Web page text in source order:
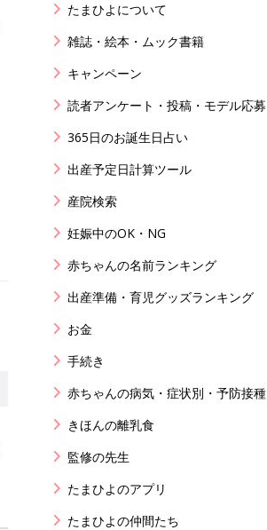
たまひよについて
雑誌・絵本・ムック書籍
キャンペーン
読者アンケート・投稿・モデル応募
365日のお誕生日占い
出産予定日計算ツール
産院検索
妊娠中のOK・NG
赤ちゃんの名前ランキング
出産準備・育児グッズランキング
お金
手続き
赤ちゃんの病気・症状別・予防接種
きほんの離乳食
監修の先生
たまひよのアプリ
たまひよの仲間たち